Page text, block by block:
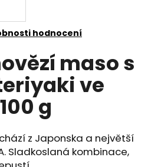
hodnocení
maso s
ve
g
z Japonska a největší
Sladkoslaná kombinace,
HLEDAT